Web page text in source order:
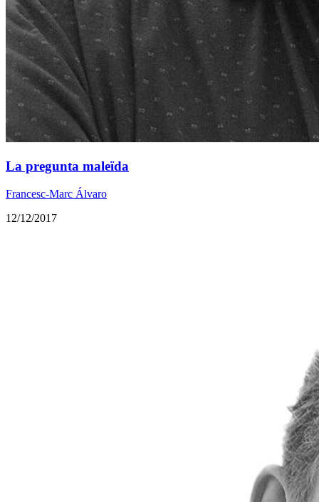
La pregunta maleïda
Francesc-Marc Álvaro
12/12/2017